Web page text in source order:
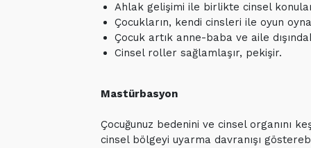
Ahlak gelişimi ile birlikte cinsel
Çocukların, kendi cinsleri ile oyun
Çocuk artık anne-baba ve aile
Cinsel roller sağlamlaşır, pekişir.
Mastürbasyon
Çocuğunuz bedenini ve cinsel organını
cinsel bölgeyi uyarma davranışı